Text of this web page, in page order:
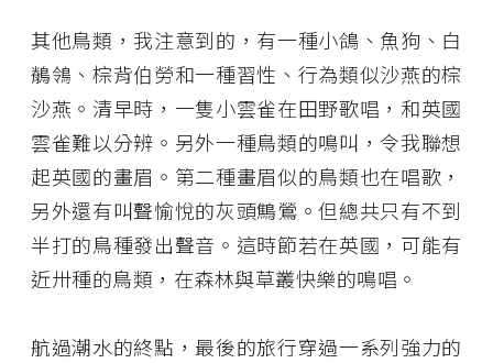
其他鳥類，我注意到的，有一種小鴿、魚狗、白
鶺鴒、棕背伯勞和一種習性、行為類似沙燕的棕
沙燕。清早時，一隻小雲雀在田野歌唱，和英國
雲雀難以分辨。另外一種鳥類的鳴叫，令我聯想
起英國的畫眉。第二種畫眉似的鳥類也在唱歌，
另外還有叫聲愉悅的灰頭鷦鶯。但總共只有不到
半打的鳥種發出聲音。這時節若在英國，可能有
近卅種的鳥類，在森林與草叢快樂的鳴唱。
航過潮水的終點，最後的旅行穿過一系列強力的